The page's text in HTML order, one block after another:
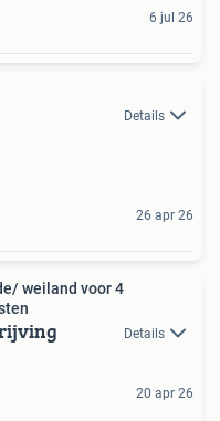
6 jul 26
Details
26 apr 26
weiland voor 4
Details
20 apr 26